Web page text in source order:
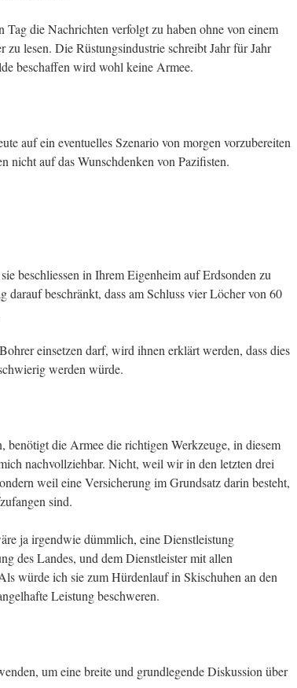
die Nachrichten verfolgt zu haben ohne von einem
lesen. Die Rüstungsindustrie schreibt Jahr für Jahr
beschaffen wird wohl keine Armee.
auf ein eventuelles Szenario von morgen vorzubereiten
nicht auf das Wunschdenken von Pazifisten.
beschliessen in Ihrem Eigenheim auf Erdsonden zu
darauf beschränkt, dass am Schluss vier Löcher von 60
einsetzen darf, wird ihnen erklärt werden, dass dies
werden würde.
die Armee die richtigen Werkzeuge, in diesem
nachvollziehbar. Nicht, weil wir in den letzten drei
weil eine Versicherung im Grundsatz darin besteht,
sind.
ja irgendwie dümmlich, eine Dienstleistung
des Landes, und dem Dienstleister mit allen
würde ich sie zum Hürdenlauf in Skischuhen an den
Leistung beschweren.
um eine breite und grundlegende Diskussion über